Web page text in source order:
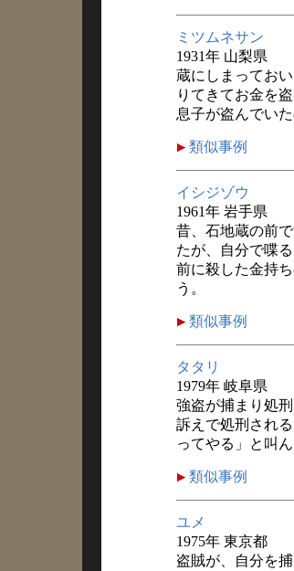
ミツムネサン
1931年 山梨県
蔵にしまってお
りてきてお金を
息子が盗んでい
類似事例
イシジゾウ
1961年 岩手県
昔、石地蔵の前
たが、自分で喋
前に殺した金持
う。
類似事例
タタリ
1979年 岐阜県
強盗が捕まり処
訴えで処刑され
ってやる」と叫
類似事例
ユメ
1975年 東京都
盗賊が、自分を